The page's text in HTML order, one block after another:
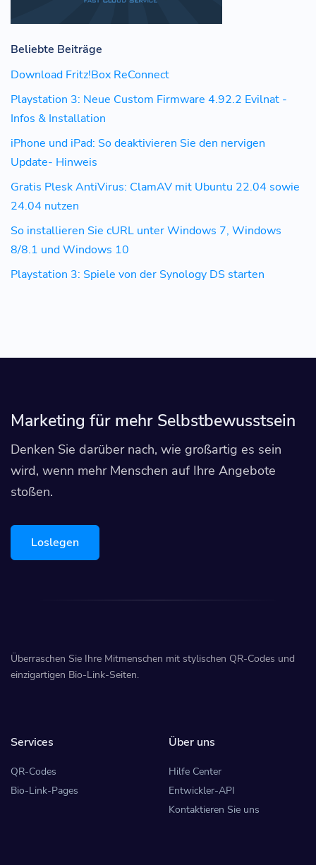
Beliebte Beiträge
Download Fritz!Box ReConnect
Playstation 3: Neue Custom Firmware 4.92.2 Evilnat -
Infos & Installation
iPhone und iPad: So deaktivieren Sie den nervigen
Update- Hinweis
Gratis Plesk AntiVirus: ClamAV mit Ubuntu 22.04 sowie
24.04 nutzen
So installieren Sie cURL unter Windows 7, Windows
8/8.1 und Windows 10
Playstation 3: Spiele von der Synology DS starten
Marketing für mehr Selbstbewusstsein
Denken Sie darüber nach, wie großartig es sein
wird, wenn mehr Menschen auf Ihre Angebote
stoßen.
Loslegen
Überraschen Sie Ihre Mitmenschen mit stylischen QR-Codes und
einzigartigen Bio-Link-Seiten.
Services
QR-Codes
Bio-Link-Pages
Über uns
Hilfe Center
Entwickler-API
Kontaktieren Sie uns